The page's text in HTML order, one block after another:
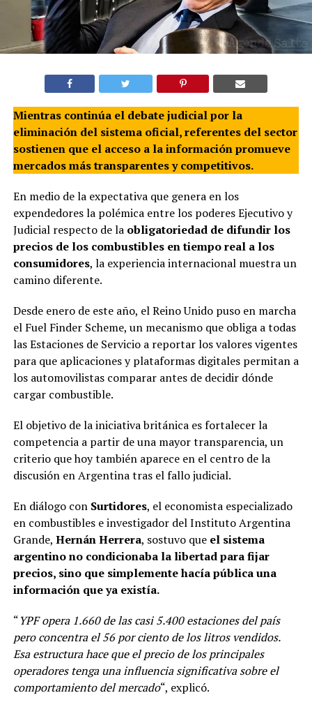
Mientras continúa el debate judicial por la
eliminación del sistema oficial, referentes del sector
sostienen que el acceso a la información promueve
mercados más transparentes y competitivos.
En medio de la expectativa que genera en los
expendedores la polémica entre los poderes Ejecutivo y
Judicial respecto de la obligatoriedad de difundir los
precios de los combustibles en tiempo real a los
consumidores, la experiencia internacional muestra un
camino diferente.
Desde enero de este año, el Reino Unido puso en marcha
el Fuel Finder Scheme, un mecanismo que obliga a todas
las Estaciones de Servicio a reportar los valores vigentes
para que aplicaciones y plataformas digitales permitan a
los automovilistas comparar antes de decidir dónde
cargar combustible.
El objetivo de la iniciativa británica es fortalecer la
competencia a partir de una mayor transparencia, un
criterio que hoy también aparece en el centro de la
discusión en Argentina tras el fallo judicial.
En diálogo con Surtidores, el economista especializado
en combustibles e investigador del Instituto Argentina
Grande, Hernán Herrera, sostuvo que el sistema
argentino no condicionaba la libertad para fijar
precios, sino que simplemente hacía pública una
información que ya existía.
“YPF opera 1.660 de las casi 5.400 estaciones del país
pero concentra el 56 por ciento de los litros vendidos.
Esa estructura hace que el precio de los principales
operadores tenga una influencia significativa sobre el
comportamiento del mercado“, explicó.